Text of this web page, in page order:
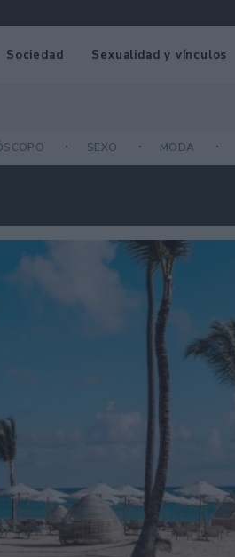
Sociedad Sexualidad y vínculos
SEXO MODA